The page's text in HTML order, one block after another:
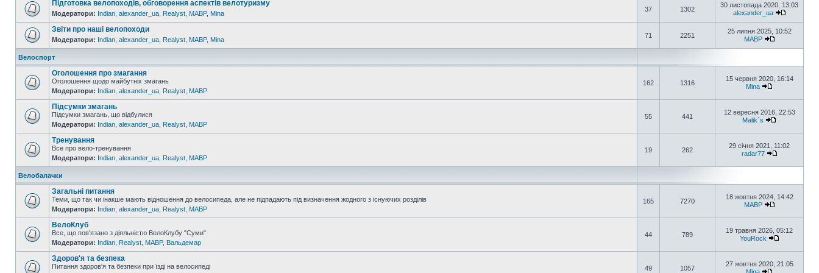
Підготовка велопоходів, обговорення аспектів велотуризму
Модератори: Indian alexander_ua Realyst MABP, Mina
37 1302
30 листопада 2020, 13:03
alexander_ua
Звіти про наші велопоходи
Модератори: Indian alexander_ua Realyst MABP, Mina
71 2251
25 липня 2025, 10:52
MABP
Велоспорт
Оголошення про змагання
Оголошення щодо майбутніх змагань
Модератори: Indian alexander_ua Realyst MABP
162 1316
15 червня 2020, 16:14
Mina
Підсумки змагань
Підсумки змагань, що відбулися
Модератори: Indian alexander_ua Realyst MABP
55 441
12 вересня 2016, 22:53
Malik`s
Тренування
Все про вело-тренування
Модератори: Indian alexander_ua Realyst MABP
19 262
29 січня 2021, 11:02
radar77
Велобалачки
Загальні питання
Теми, що так чи інакше мають відношення до велосипеда, але не підпадають під визначення жодного з існуючих розділів
Модератори: Indian alexander_ua Realyst MABP
165 7270
18 жовтня 2024, 14:42
MABP
ВелоКлуб
Все, що пов'язано з діяльністю ВелоКлубу "Суми"
Модератори: Indian Realyst MABP, Вальдемар
44 789
19 травня 2026, 05:12
YouRock
Здоров'я та безпека
Питання здоров'я та безпеки при їзді на велосипеді
49 1057
27 жовтня 2020, 21:05